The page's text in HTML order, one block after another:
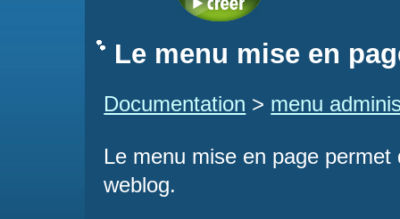
Le menu mise en
Documentation > menu
Le menu mise en page
weblog.